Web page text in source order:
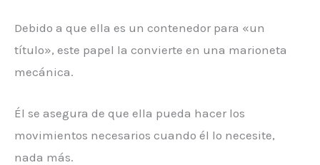
Debido a que ella es un contenedor para «un
título», este papel la convierte en una marioneta
mecánica.
Él se asegura de que ella pueda hacer los
movimientos necesarios cuando él lo necesite,
nada más.